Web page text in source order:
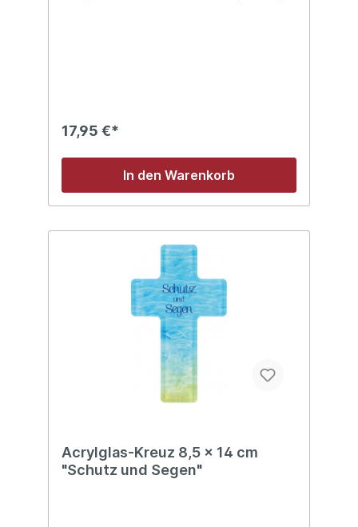
17,95 €*
In den Warenkorb
Acrylglas-Kreuz 8,5 x 14 cm
"Schutz und Segen"